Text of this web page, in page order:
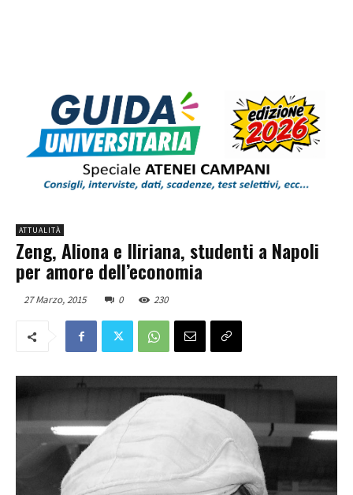
ATTUALITÀ
Zeng, Aliona e Iliriana, studenti a Napoli
per amore dell’economia
27 Marzo, 2015 0 230